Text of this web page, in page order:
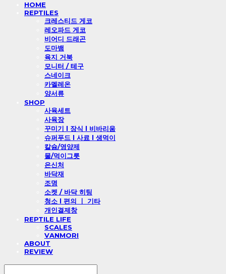
HOME
REPTILES
크레스티드 게코
레오파드 게코
비어디 드래곤
도마뱀
육지 거북
모니터 / 테구
스네이크
카멜레온
양서류
SHOP
사육세트
사육장
꾸미기 l 장식 l 비바리움
슈퍼푸드 l 사료 l 생먹이
칼슘/영양제
물/먹이그릇
은신처
바닥재
조명
소켓 / 바닥 히팅
청소 l 편의 ㅣ 기타
개인결제창
REPTILE LIFE
SCALES
VANMORI
ABOUT
REVIEW